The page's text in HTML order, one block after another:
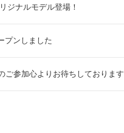
ジナルモデル登場！
プンしました
ご参加心よりお待ちしております